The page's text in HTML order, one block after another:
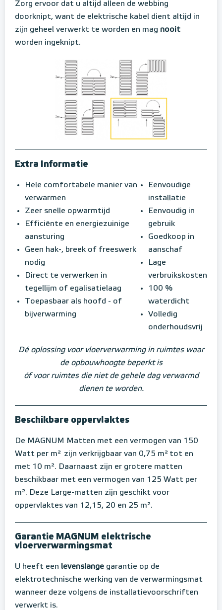
Zorg ervoor dat u altijd alleen de webbing
doorknipt, want de elektrische kabel dient altijd in
zijn geheel verwerkt te worden en mag nooit
worden ingeknipt.
Extra Informatie
Hele comfortabele manier van
verwarmen
Zeer snelle opwarmtijd
Efficiënte en energiezuinige
aansturing
Geen hak-, breek of freeswerk
nodig
Direct te verwerken in
tegellijm of egalisatielaag
Toepasbaar als hoofd - of
bijverwarming
Eenvoudige
installatie
Eenvoudig in
gebruik
Goedkoop in
aanschaf
Lage
verbruikskosten
100 %
waterdicht
Volledig
onderhoudsvrij
Dé oplossing voor vloerverwarming in ruimtes waar
de opbouwhoogte beperkt is
óf voor ruimtes die niet de gehele dag verwarmd
dienen te worden.
Beschikbare oppervlaktes
De MAGNUM Matten met een vermogen van 150
Watt per m² zijn verkrijgbaar van 0,75 m² tot en
met 10 m². Daarnaast zijn er grotere matten
beschikbaar met een vermogen van 125 Watt per
m². Deze Large-matten zijn geschikt voor
oppervlaktes van 12,15, 20 en 25 m².
Garantie MAGNUM elektrische
vloerverwarmingsmat
U heeft een levenslange garantie op de
elektrotechnische werking van de verwarmingsmat
wanneer deze volgens de installatievoorschriften
verwerkt is.